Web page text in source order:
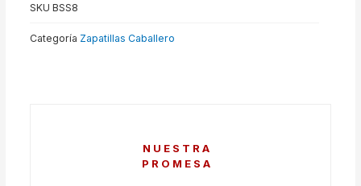
SKUBSS8
Categoría Zapatillas Caballero
NUESTRA
PROMESA